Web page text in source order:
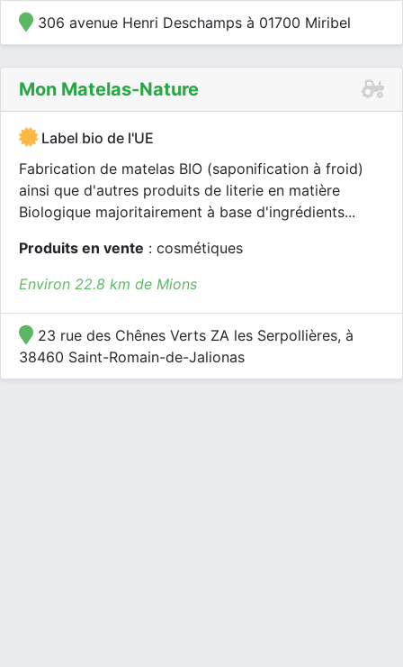
306 avenue Henri Deschamps à 01700 Miribel
Mon Matelas-Nature
Label bio de l'UE
Fabrication de matelas BIO (saponification à froid)
ainsi que d'autres produits de literie en matière
Biologique majoritairement à base d'ingrédients...
Produits en vente : cosmétiques
Environ 22.8 km de Mions
23 rue des Chênes Verts ZA les Serpollières, à
38460 Saint-Romain-de-Jalionas